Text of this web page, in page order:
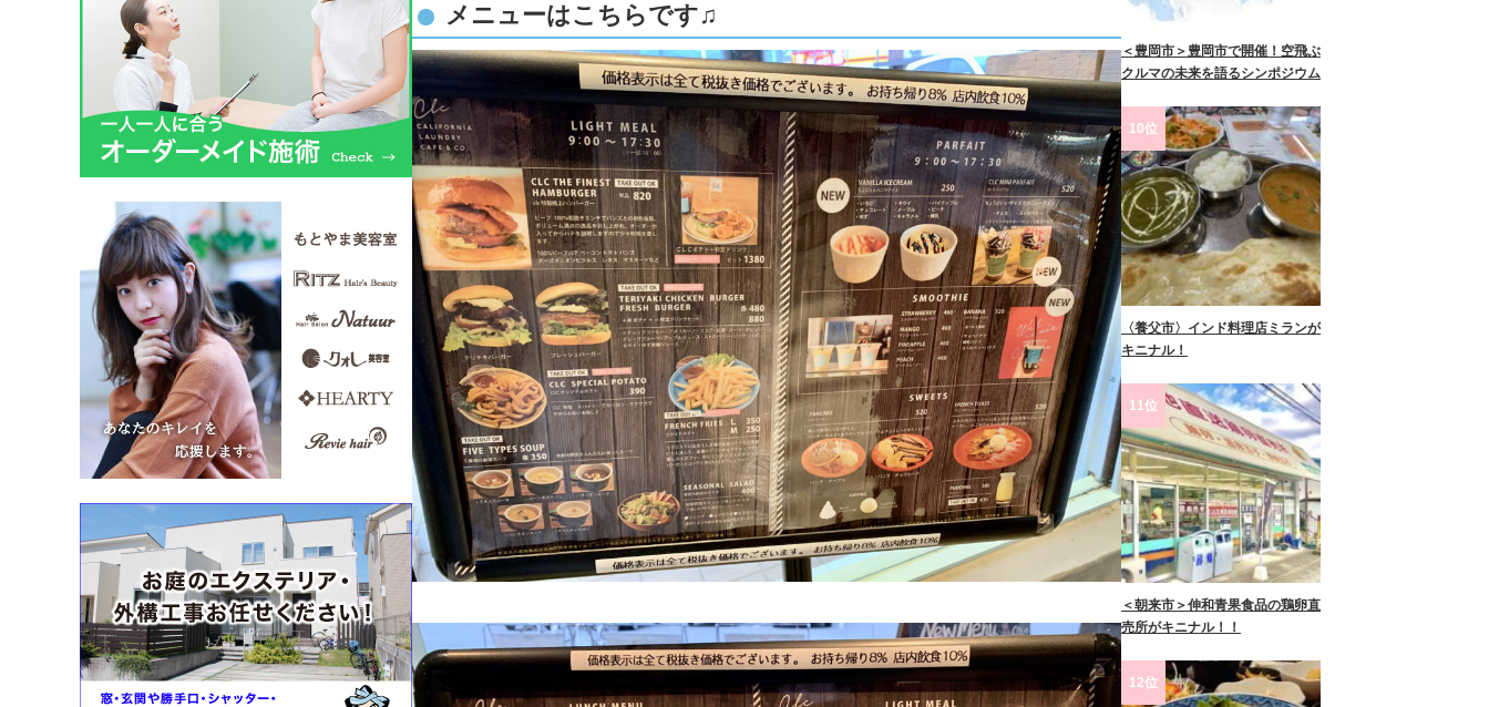
メニューはこちらです♫
＜豊岡市＞豊岡市で開催！空飛ぶ
クルマの未来を語るシンポジウム
10位
〈養父市〉インド料理店ミランが
キニナル！
11位
＜朝来市＞伸和青果食品の鶏卵直
売所がキニナル！！
12位